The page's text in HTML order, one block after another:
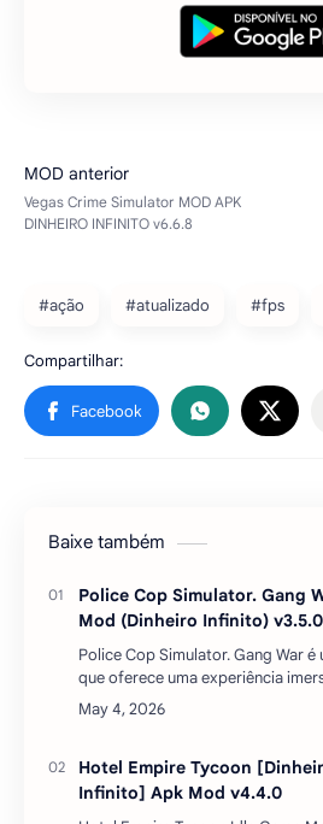
#ação #atualizado #fps
Baixe também
Police Cop Simulator. Gang
Mod (Dinheiro Infinito) v3.5.0
Police Cop Simulator. Gang War é
que oferece uma experiência
vida de um policial em uma cidade
gangues lutam pelo poder. O
Hotel Empire Tycoon
Infinito] Apk Mod v4.4.0